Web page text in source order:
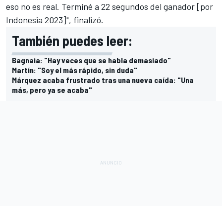
eso no es real. Terminé a 22 segundos del ganador [por
Indonesia 2023]", finalizó.
También puedes leer:
Bagnaia: "Hay veces que se habla demasiado"
Martín: "Soy el más rápido, sin duda"
Márquez acaba frustrado tras una nueva caída: "Una
más, pero ya se acaba"